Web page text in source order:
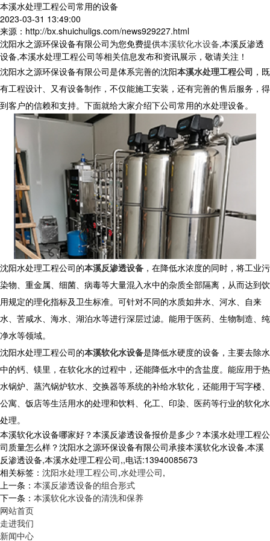
本溪水处理工程公司常用的设备
2023-03-31 13:49:00
来源：http://bx.shuichuligs.com/news929227.html
沈阳水之源环保设备有限公司为您免费提供本溪软化水设备,本溪反渗透
设备,本溪水处理工程公司等相关信息发布和资讯展示，敬请关注！
沈阳水之源环保设备有限公司是体系完善的沈阳本溪水处理工程公司 ，既
有工程设计、又有设备制作，不仅能施工安装，还有完善的售后服务，得
到客户的信赖和支持。下面就给大家介绍下公司常用的水处理设备。
沈阳水处理工程公司的本溪反渗透设备 ，在降低水浓度的同时，将工业污
染物、重金属、细菌、病毒等大量混入水中的杂质全部隔离，从而达到饮
用规定的理化指标及卫生标准。可针对不同的水质如井水、河水、自来
水、苦咸水、海水、湖泊水等进行深层过滤。能用于医药、生物制造、纯
净水等领域。
沈阳水处理工程公司的本溪软化水设备是降低水硬度的设备，主要去除水
中的钙、镁里，在软化水的过程中，还能降低水中的含盐度。能应用于热
水锅炉、蒸汽锅炉软水、交换器等系统的补给水软化，还能用于写字楼、
公寓、饭店等生活用水的处理和饮料、化工、印染、医药等行业的软化水
处理。
本溪软化水设备哪家好？本溪反渗透设备报价是多少？本溪水处理工程公
司质量怎么样？沈阳水之源环保设备有限公司承接本溪软化水设备,本溪
反渗透设备,本溪水处理工程公司,,电话:13940085673
相关标签： 沈阳水处理工程公司,水处理公司,
上一条： 本溪反渗透设备的组合形式
下一条： 本溪软化水设备的清洗和保养
网站首页
走进我们
新闻中心